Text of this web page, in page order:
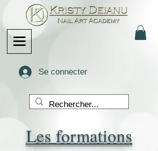
Se connecter
Les formations